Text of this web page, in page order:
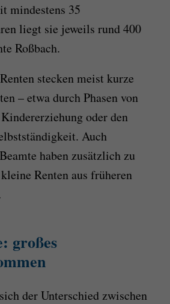
mindestens 35
liegt sie jeweils rund 400
Roßbach.
stecken meist kurze
– etwa durch Phasen von
oder den
Auch
haben zusätzlich zu
Renten aus früheren
großes
der Unterschied zwischen